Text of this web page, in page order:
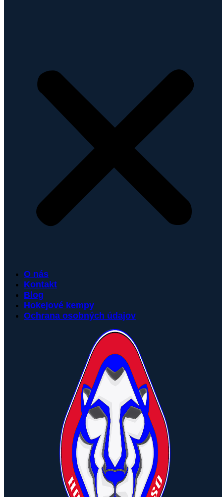
O nás
Kontakt
Blog
Hokejové kempy
Ochrana osobných údajov